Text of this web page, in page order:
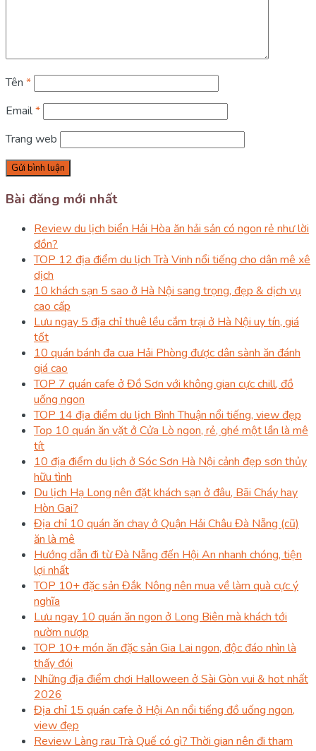
Tên *
Email*
Trang web
Bài đăng mới nhất
Review du lịch biển Hải Hòa ăn hải sản có ngon rẻ như lời
đồn?
TOP 12 địa điểm du lịch Trà Vinh nổi tiếng cho dân mê xê
dịch
10 khách sạn 5 sao ở Hà Nội sang trọng, đẹp & dịch vụ
cao cấp
Lưu ngay 5 địa chỉ thuê lều cắm trại ở Hà Nội uy tín, giá
tốt
10 quán bánh đa cua Hải Phòng được dân sành ăn đánh
giá cao
TOP 7 quán cafe ở Đồ Sơn với không gian cực chill, đồ
uống ngon
TOP 14 địa điểm du lịch Bình Thuận nổi tiếng, view đẹp
Top 10 quán ăn vặt ở Cửa Lò ngon, rẻ, ghé một lần là mê
tít
10 địa điểm du lịch ở Sóc Sơn Hà Nội cảnh đẹp sơn thủy
hữu tình
Du lịch Hạ Long nên đặt khách sạn ở đâu, Bãi Cháy hay
Hòn Gai?
Địa chỉ 10 quán ăn chay ở Quận Hải Châu Đà Nẵng (cũ)
ăn là mê
Hướng dẫn đi từ Đà Nẵng đến Hội An nhanh chóng, tiện
lợi nhất
TOP 10+ đặc sản Đắk Nông nên mua về làm quà cực ý
nghĩa
Lưu ngay 10 quán ăn ngon ở Long Biên mà khách tới
nườm nượp
TOP 10+ món ăn đặc sản Gia Lai ngon, độc đáo nhìn là
thấy đói
Những địa điểm chơi Halloween ở Sài Gòn vui & hot nhất
2026
Địa chỉ 15 quán cafe ở Hội An nổi tiếng đồ uống ngon,
view đẹp
Review Làng rau Trà Quế có gì? Thời gian nên đi tham